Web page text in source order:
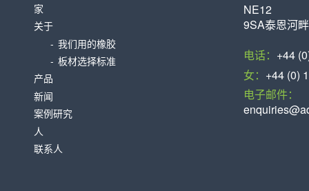
家
关于
我们用的橡胶
板材选择标准
产品
新闻
案例研究
人
联系人
NE12
9SA泰恩河
电话： +44
女： +44 (0)
电子邮件：